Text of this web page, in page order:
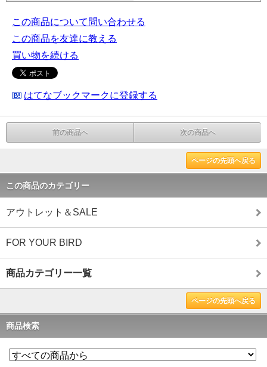
この商品について問い合わせる
この商品を友達に教える
買い物を続ける
はてなブックマークに登録する
前の商品へ 次の商品へ
ページの先頭へ戻る
この商品のカテゴリー
アウトレット＆SALE
FOR YOUR BIRD
商品カテゴリー一覧
ページの先頭へ戻る
商品検索